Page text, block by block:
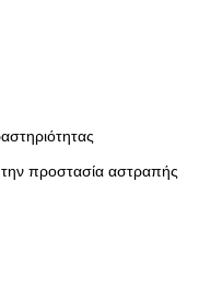
προστασία αστραπής